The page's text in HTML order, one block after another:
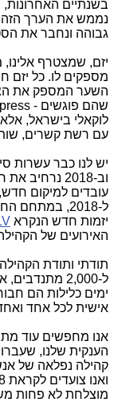
נממש את הערך הזה
גבוהה ונחבר את
יזם, שמצטרף
מספקים לו. כל יזם
השער המספק את
לוקאלי בישראל,
עם רשת קשרים,
יש לנו כבר עשרות
וב-2018
עובדים למיקום
ל-2018,
יזמות חדש הנקרא
האירועים של
תודתי ותודת
ל-2,000
אישית לכל אחד
אנו מחפשים עוד
הענקית שלנו,
קהילה נפלאה של
מוצלחת לא פחות משנת 2017, אותה אנו